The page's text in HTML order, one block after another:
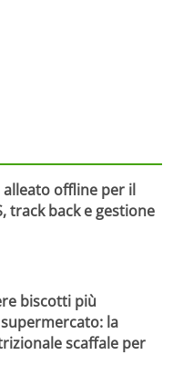
alleato offline per il
track back e gestione
biscotti più
la
scaffale per